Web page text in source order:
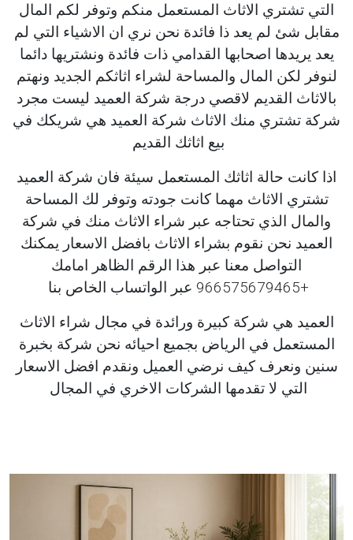
التي تشتري الاثاث المستعمل منكم وتوفر لكم المال
مقابل شئ لم يعد ذا فائدة نحن نري ان الاشياء التي لم
يعد يريدها اصحابها القدامي ذات فائدة ونشتريها دائما
لنوفر لكن المال والمساحة لشراء اثاثكم الجديد ونهتم
بالاثاث القديم لاقصي درجة شركة العميد ليست مجرد
شركة تشتري منك الاثاث شركة العميد هي شريكك في
بيع اثاثك القديم
اذا كانت حالة اثاثك المستعمل سيئة فان شركة العميد
تشتري الاثاث مهما كانت جودته وتوفر لك المساحة
والمال الذي تحتاجه عبر شراء الاثاث منك في شركة
العميد نحن نقوم بشراء الاثاث بافضل الاسعار يمكنك
التواصل معنا عبر هذا الرقم الظاهر امامك
+966575679465 عبر الواتساب الخاص بنا
العميد هي شركة كبيرة ورائدة في مجال شراء الاثاث
المستعمل في الرياض بجميع احيائه نحن شركة بخبرة
سنين ونعرف كيف نرضي العميل ونقدم افضل الاسعار
التي لا تقدمها الشركات الاخري في المجال